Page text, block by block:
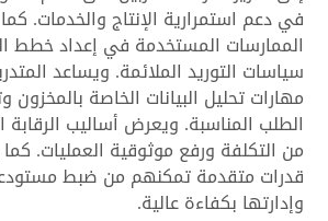
في دعم استمرارية الإنتاج والخدمات.
الممارسات المستخدمة في إعداد خطط
سياسات التوريد الملائمة. ويساعد
مهارات تحليل البيانات الخاصة
الطلب المناسبة. ويعرض أساليب الرقابة
من التكلفة ورفع موثوقية العمليات. كما
قدرات متقدمة تمكنهم من ضبط
وإدارتها بكفاءة عالية.